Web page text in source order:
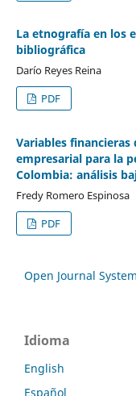
La etnografía en los
bibliográfica
Darío Reyes Reina
PDF
Variables
empresarial para la
Colombia: análisis
Fredy Romero Espinosa
PDF
Open Journal
Idioma
English
Español